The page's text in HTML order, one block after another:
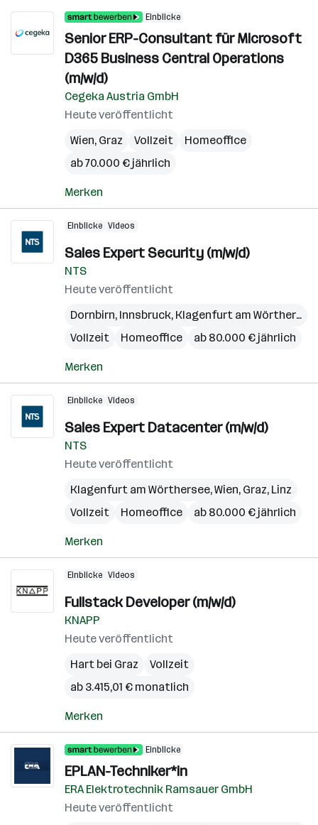
Einblicke
Senior ERP-Consultant für Microsoft
D365 Business Central Operations
(m/w/d)
Cegeka Austria GmbH
Heute veröffentlicht
Wien, Graz Vollzeit
Homeoffice
ab 70.000 € jährlich
Merken
Einblicke Videos
Sales Expert Security (m/w/d)
NTS
Heute veröffentlicht
Dornbirn, Innsbruck, Klagenfurt am Wörthersee
Vollzeit
Homeoffice ab 80.000 € jährlich
Merken
Einblicke Videos
Sales Expert Datacenter (m/w/d)
NTS
Heute veröffentlicht
Klagenfurt am Wörthersee,Wien, Graz, Linz
Vollzeit
Homeoffice ab 80.000 € jährlich
Merken
Einblicke Videos
Fullstack Developer (m/w/d)
KNAPP
Heute veröffentlicht
Hart bei Graz
Vollzeit
ab 3.415,01 € monatlich
Merken
Einblicke
EPLAN-Techniker*in
ERA Elektrotechnik Ramsauer GmbH
Heute veröffentlicht